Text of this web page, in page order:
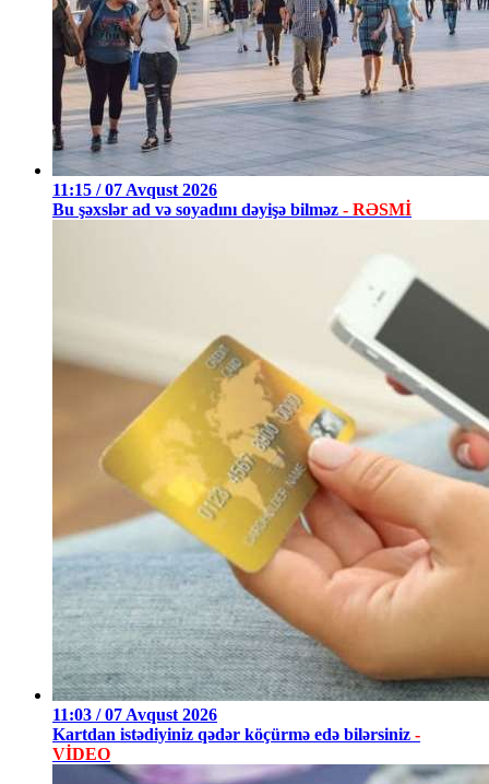
11:15 / 07 Avqust 2026
Bu şəxslər ad və soyadını dəyişə bilməz - RƏSMİ
11:03 / 07 Avqust 2026
Kartdan istədiyiniz qədər köçürmə edə bilərsiniz -
VİDEO